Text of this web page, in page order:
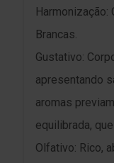
Harmonização:
Brancas.
Gustativo:
apresentando
aromas
equilibrada,
Olfativo: Rico,